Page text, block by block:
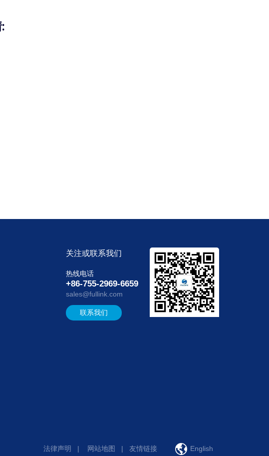
关注或联系我们
热线电话
+86-755-2969-6659
sales@fullink.com
联系我们
法律声明 | 网站地图 | 友情链接 English